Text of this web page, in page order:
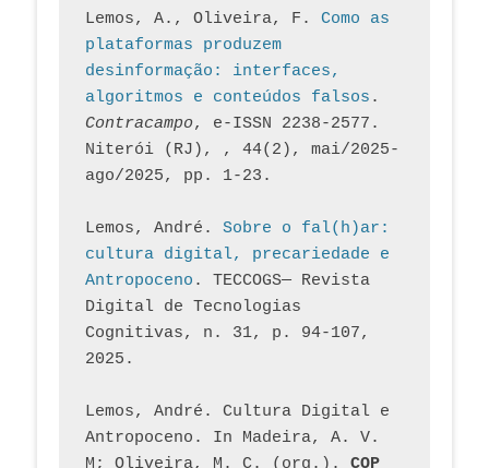
Lemos, A., Oliveira, F. Como as
plataformas produzem
desinformação: interfaces,
algoritmos e conteúdos falsos
Contracampo, e-ISSN 2238-2577.
Niterói (RJ), , 44(2), mai/2025-
ago/2025, pp. 1-23.
Lemos, André. Sobre o fal(h)ar:
cultura digital, precariedade e
Antropoceno . TECCOGS— Revista
Digital de Tecnologias
Cognitivas, n. 31, p. 94-107,
2025.
Lemos, André. Cultura Digital e
Antropoceno. In Madeira, A. V.
M; Oliveira, M. C. (org.). COP